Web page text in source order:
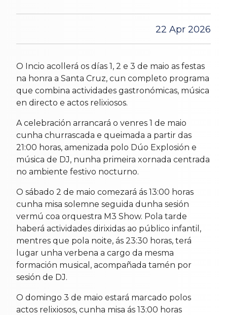
22 Apr 2026
O Incio acollerá os días 1, 2 e 3 de maio as festas
na honra a Santa Cruz, cun completo programa
que combina actividades gastronómicas, música
en directo e actos relixiosos.
A celebración arrancará o venres 1 de maio
cunha churrascada e queimada a partir das
21:00 horas, amenizada polo Dúo Explosión e
música de DJ, nunha primeira xornada centrada
no ambiente festivo nocturno.
O sábado 2 de maio comezará ás 13:00 horas
cunha misa solemne seguida dunha sesión
vermú coa orquestra M3 Show. Pola tarde
haberá actividades dirixidas ao público infantil,
mentres que pola noite, ás 23:30 horas, terá
lugar unha verbena a cargo da mesma
formación musical, acompañada tamén por
sesión de DJ.
O domingo 3 de maio estará marcado polos
actos relixiosos, cunha misa ás 13:00 horas